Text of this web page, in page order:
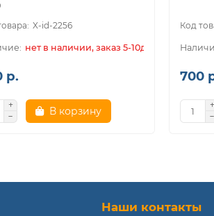
X-id-2256
нет в наличии, заказ 5-10дн.
р.
В корзину
700
Наши контакты